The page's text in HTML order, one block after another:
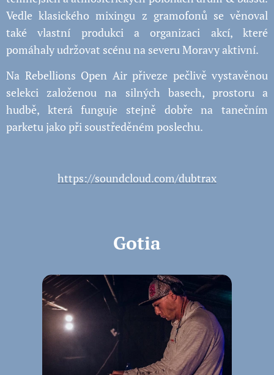
Vedle klasického mixingu z gramofonů se věnoval
také vlastní produkci a organizaci akcí, které
pomáhaly udržovat scénu na severu Moravy aktivní.
Na Rebellions Open Air přiveze pečlivě vystavěnou
selekci založenou na silných basech, prostoru a
hudbě, která funguje stejně dobře na tanečním
parketu jako při soustředěném poslechu.
https://soundcloud.com/dubtrax
Gotia